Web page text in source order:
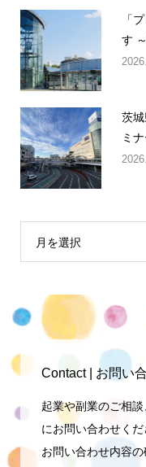
「
す
茨
ミ
月を選択
Contact | お問い
起業や副業のご相
にお問い合わせくだ
お問い合わせ内容